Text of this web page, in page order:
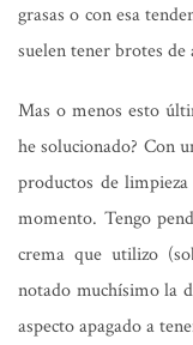
grasas o con esa
suelen tener brotes de
Mas o menos esto
he solucionado? Con
productos de
momento. Tengo
crema que utilizo
notado muchísimo la
aspecto apagado a